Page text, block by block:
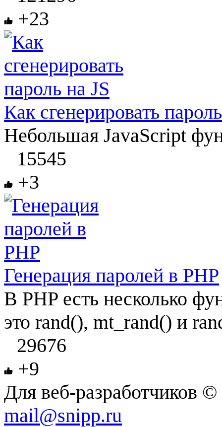
+23
Как сгенерировать
Небольшая JavaScript
15545
+3
Генерация паролей в PHP
В PHP есть несколько
это rand(), mt_rand() и
29676
+9
Для веб-разработчиков
mail@snipp.ru